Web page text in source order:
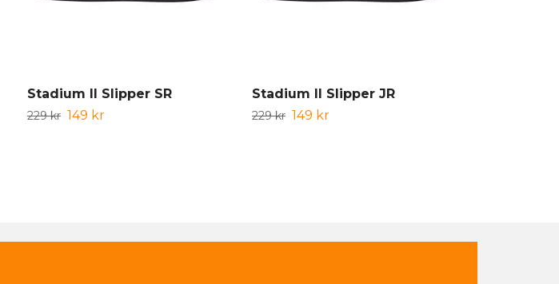
Stadium II Slipper SR
229 kr 149 kr
Stadium II Slipper JR
229 kr 149 kr